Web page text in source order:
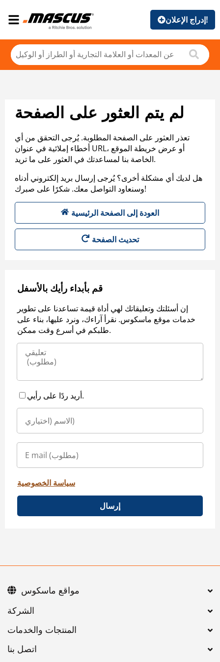
إدراج الإعلان!
لم يتم العثور على الصفحة
تعذر العثور على الصفحة المطلوبة. يُرجى التحقق من أي
أخطاء إملائية في عنوان URL، أو عرض خريطة الموقع
الخاصة بنا لمساعدتك في العثور على ما تريد.
هل لديك أي مشكلة أخرى؟ يُرجى إرسال بريد إلكتروني أدناه
وسنعاود التواصل معك. شكرًا على صبرك!
العودة إلى الصفحة الرئيسية
تحديث الصفحة
قم بأبداء رأيك بالأسفل
إن أسئلتك وتعليقاتك لهي أداة قيمة تساعدنا على تطوير
خدمات موقع ماسكوس. نقرأ آراءك، ونرد عليها، بناء على
طلبكم في أسرع وقت ممكن.
أريد ردًا على رأيي.
سياسة الخصوصية
إرسال
اتصل بنا
مواقع ماسكوس